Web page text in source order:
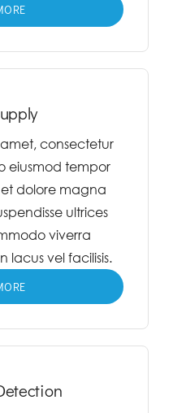
consectetur
eiusmod tempor
dolore magna
ultrices
viverra
lacus vel facilisis.